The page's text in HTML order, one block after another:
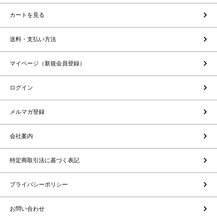
カートを見る
送料・支払い方法
マイページ（新規会員登録）
ログイン
メルマガ登録
会社案内
特定商取引法に基づく表記
プライバシーポリシー
お問い合わせ